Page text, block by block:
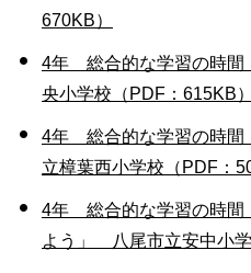
670KB）
4年 総合的な学習の時間
央小学校（PDF：615KB）
4年 総合的な学習の時
立樟葉西小学校（PDF：
4年 総合的な学習の時間
よう」 八尾市立安中小学